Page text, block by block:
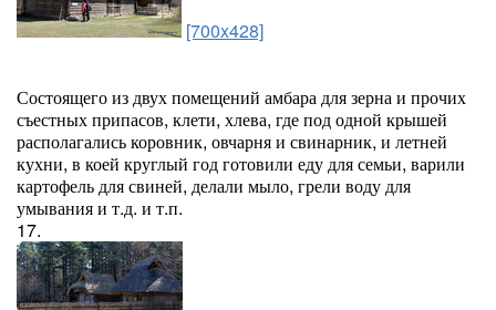
[700x428]
Состоящего из двух помещений амбара для зерна и прочих
съестных припасов, клети, хлева, где под одной крышей
располагались коровник, овчарня и свинарник, и летней
кухни, в коей круглый год готовили еду для семьи, варили
картофель для свиней, делали мыло, грели воду для
умывания и т.д. и т.п.
17.